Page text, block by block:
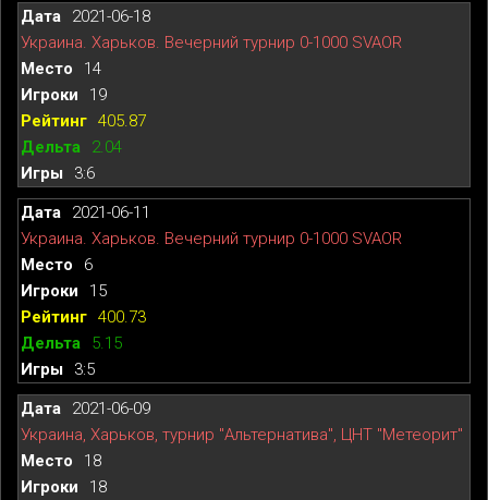
2021-06-18
Украина. Харьков. Вечерний турнир 0-1000 SVAOR
14
19
405.87
2.04
3:6
2021-06-11
Украина. Харьков. Вечерний турнир 0-1000 SVAOR
6
15
400.73
5.15
3:5
2021-06-09
Украина, Харьков, турнир "Альтернатива", ЦНТ "Метеорит"
18
18